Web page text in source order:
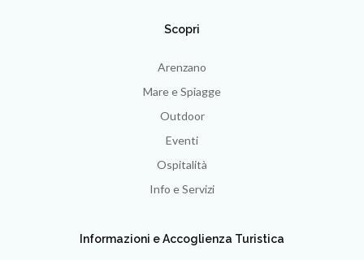
Scopri
Arenzano
Mare e Spiagge
Outdoor
Eventi
Ospitalità
Info e Servizi
Informazioni e Accoglienza Turistica